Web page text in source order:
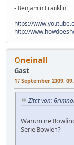
- Benjamin Franklin
https://
http://
Oneinall
Gast
17 September 2009,
Zitat von:
Warum ne
Serie Bowlen?